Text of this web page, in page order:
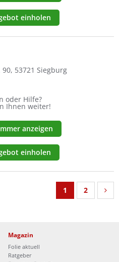
einholen
53721 Siegburg
oder Hilfe?
Ihnen weiter!
anzeigen
einholen
1 2
Magazin
Folie aktuell
Ratgeber